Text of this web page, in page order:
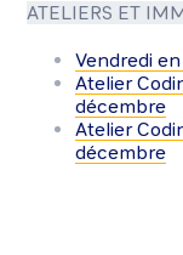
ATELIERS ET
Vendredi
Atelier
décembre
Atelier
décembre